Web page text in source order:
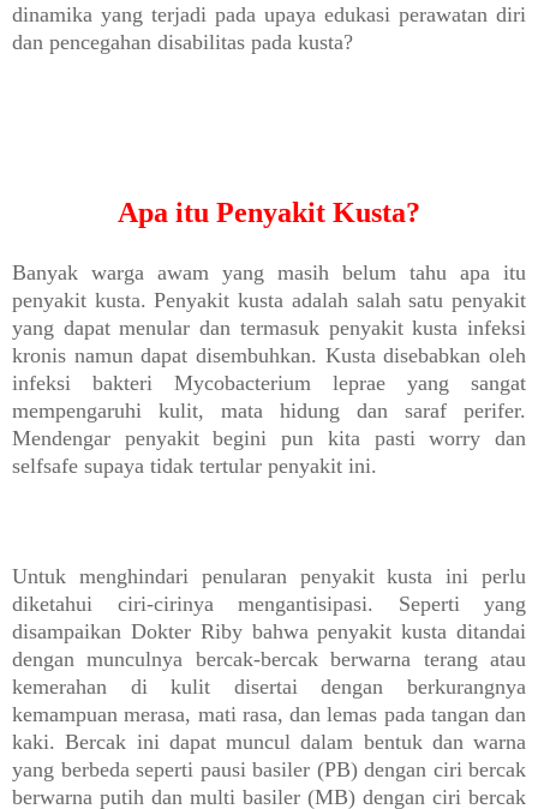
dinamika yang terjadi pada upaya edukasi perawatan diri
dan pencegahan disabilitas pada kusta?
Apa itu Penyakit Kusta?
Banyak warga awam yang masih belum tahu apa itu
penyakit kusta. Penyakit kusta adalah salah satu penyakit
yang dapat menular dan termasuk penyakit kusta infeksi
kronis namun dapat disembuhkan. Kusta disebabkan oleh
infeksi bakteri Mycobacterium leprae yang sangat
mempengaruhi kulit, mata hidung dan saraf perifer.
Mendengar penyakit begini pun kita pasti worry dan
selfsafe supaya tidak tertular penyakit ini.
Untuk menghindari penularan penyakit kusta ini perlu
diketahui ciri-cirinya mengantisipasi. Seperti yang
disampaikan Dokter Riby bahwa penyakit kusta ditandai
dengan munculnya bercak-bercak berwarna terang atau
kemerahan di kulit disertai dengan berkurangnya
kemampuan merasa, mati rasa, dan lemas pada tangan dan
kaki. Bercak ini dapat muncul dalam bentuk dan warna
yang berbeda seperti pausi basiler (PB) dengan ciri bercak
berwarna putih dan multi basiler (MB) dengan ciri bercak